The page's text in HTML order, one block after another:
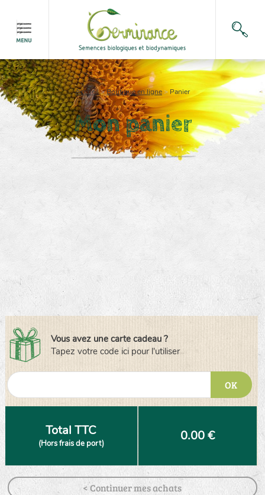
Accueil>Boutique en ligne>Panier
Mon panier
Vous avez une carte cadeau ?
Tapez votre code ici pour l'utiliser
OK
Total TTC
(Hors frais de port) 0.00 €
< Continuer mes achats